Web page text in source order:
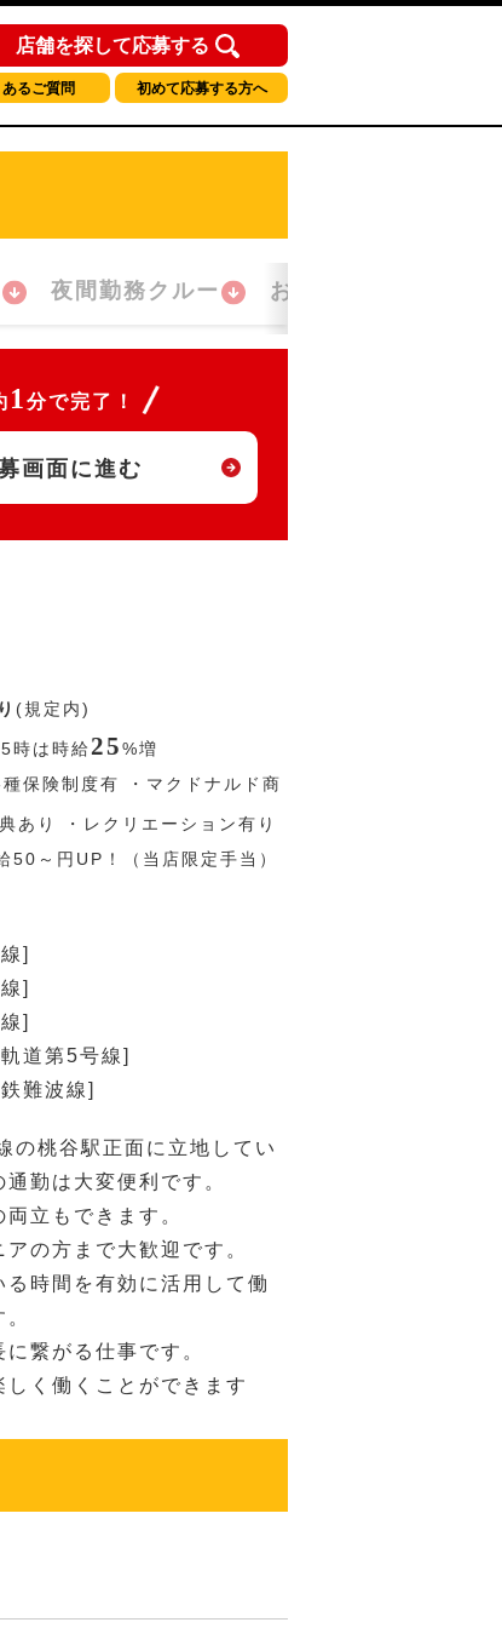
店舗を探して応募する
あるご質問 初めて応募する方へ
夜間勤務クルー おかえり！クルー
1 分で完了！
画面に進む
(規定内)
時は時給25%増
種保険制度有 ・マクドナルド商
あり ・レクリエーション有り
50～円UP！（当店限定手当）
]
]
]
道第5号線]
難波線]
の桃谷駅正面に立地してい
勤は大変便利です。
両立もできます。
アの方まで大歓迎です。
る時間を有効に活用して働
に繋がる仕事です。
しく働くことができます